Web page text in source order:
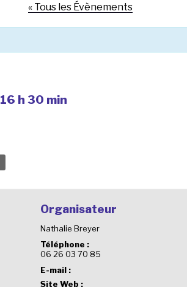
« Tous les Évènements
16 h 30 min
Organisateur
Nathalie Breyer
Téléphone :
06 26 03 70 85
E-mail :
Site Web :